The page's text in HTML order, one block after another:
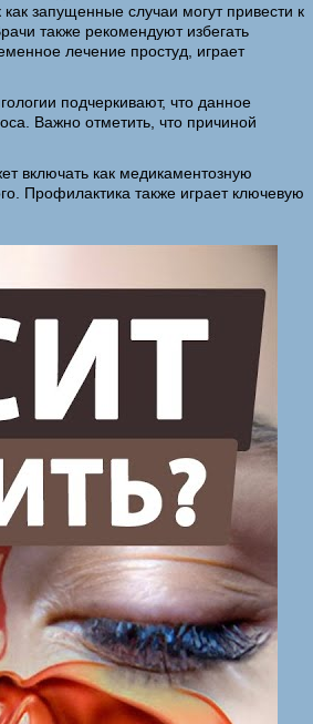
запущенные случаи могут привести к
также рекомендуют избегать
лечение простуд, играет
подчеркивают, что данное
Важно отметить, что причиной
включать как медикаментозную
Профилактика также играет ключевую